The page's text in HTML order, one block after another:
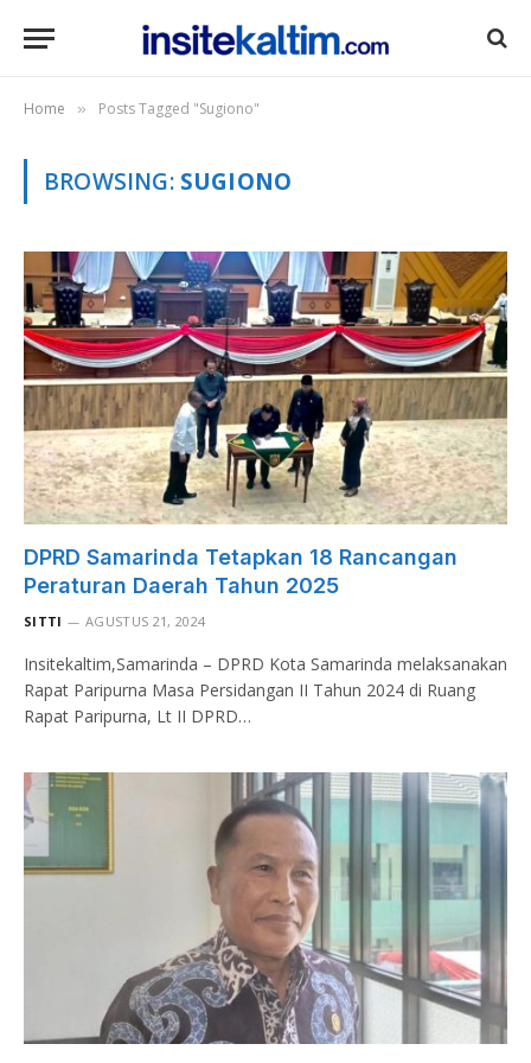
Home » Posts Tagged "Sugiono"
BROWSING: SUGIONO
DPRD Samarinda Tetapkan 18 Rancangan
Peraturan Daerah Tahun 2025
SITTI AGUSTUS 21, 2024
Insitekaltim,Samarinda – DPRD Kota Samarinda melaksanakan
Rapat Paripurna Masa Persidangan II Tahun 2024 di Ruang
Rapat Paripurna, Lt II DPRD…